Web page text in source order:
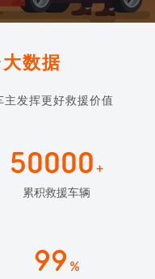
大数据
发挥更好救援价值
50000 +
累积救援车辆
99 %